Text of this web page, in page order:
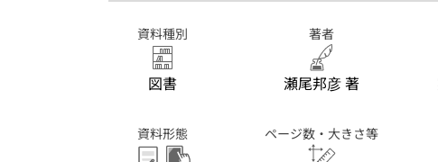
資料種別
図書
著者
瀬尾邦彦 著
資料形態 ページ数・大きさ等